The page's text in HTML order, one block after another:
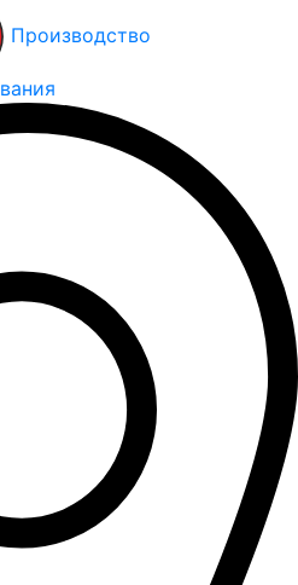
Производство